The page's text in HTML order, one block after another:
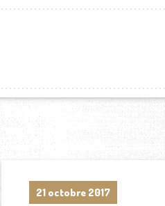
21 octobre 2017